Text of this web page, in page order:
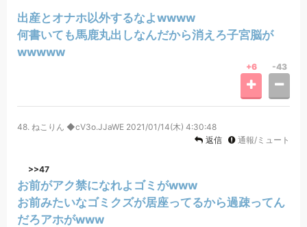
出産とオナホ以外するなよwwww
何書いても馬鹿丸出しなんだから消えろ子宮脳が
wwwww
+6 -43
48. ねこりん ◆cV3o.JJaWE 2021/01/14(木) 4:30:48
返信
通報/ミュート
>>47
お前がアク禁になれよゴミがwww
お前みたいなゴミクズが居座ってるから過疎ってん
だろアホがwww